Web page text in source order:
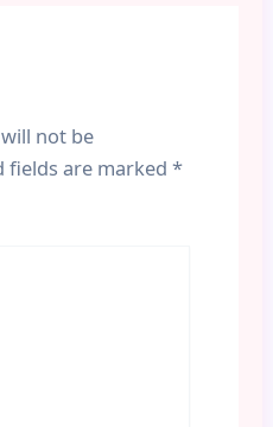
not be
fields are marked *